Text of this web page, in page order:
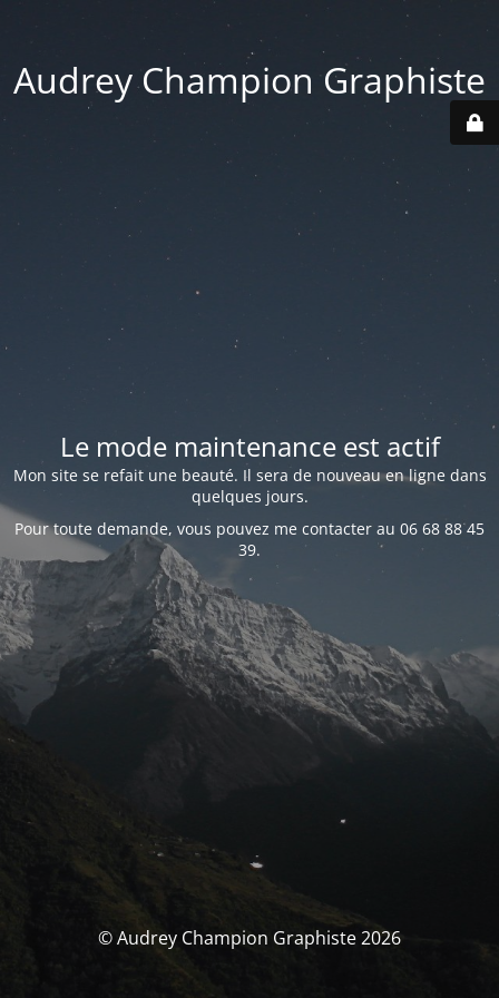
Audrey Champion Graphiste
Le mode maintenance est actif
Mon site se refait une beauté. Il sera de nouveau en ligne dans
quelques jours.
Pour toute demande, vous pouvez me contacter au 06 68 88 45
39.
© Audrey Champion Graphiste 2026